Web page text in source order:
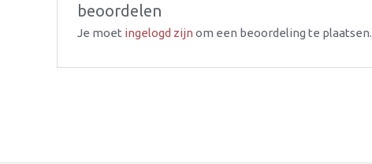
beoordelen
Je moet ingelogd zijn om een beoordeling te plaatsen.